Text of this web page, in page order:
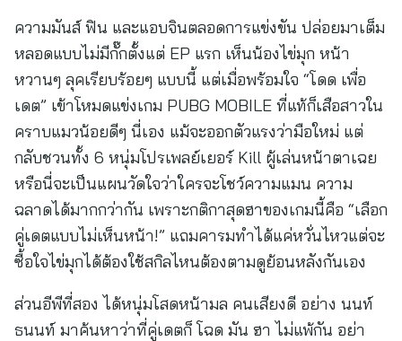
ความมันส์ ฟิน และแอบจินตลอดการแข่งขัน ปล่อยมาเต็ม
หลอดแบบไม่มีกั๊กตั้งแต่ EP แรก เห็นน้องไข่มุก หน้า
หวานๆ ลุคเรียบร้อยๆ แบบนี้ แต่เมื่อพร้อมใจ “โดด เพื่อ
เดต” เข้าโหมดแข่งเกม PUBG MOBILE ที่แท้ก็เสือสาวใน
คราบแมวน้อยดีๆ นี่เอง แม้จะออกตัวแรงว่ามือใหม่ แต่
กลับชวนทั้ง 6 หนุ่มโปรเพลย์เยอร์ Kill ผู้เล่นหน้าตาเฉย
หรือนี่จะเป็นแผนวัดใจว่าใครจะโชว์ความแมน ความ
ฉลาดได้มากกว่ากัน เพราะกติกาสุดฮาของเกมนี้คือ “เลือก
คู่เดตแบบไม่เห็นหน้า!” แถมคารมทำได้แค่หวั่นไหวแต่จะ
ซื้อใจไข่มุกได้ต้องใช้สกิลไหนต้องตามดูย้อนหลังกันเอง
ส่วนอีพีที่สอง ได้หนุ่มโสดหน้ามล คนเสียงดี อย่าง นนท์
ธนนท์ มาค้นหาว่าที่คู่เดตก็ โฉด มัน ฮา ไม่แพ้กัน อย่า